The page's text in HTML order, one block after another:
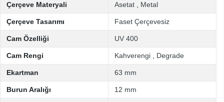
Çerçeve Materyali Asetat Metal
Çerçeve Tasarımı Faset Çerçevesiz
Cam Özelliği UV 400
Cam Rengi Kahverengi Degrade
Ekartman 63 mm
Burun Aralığı 12 mm